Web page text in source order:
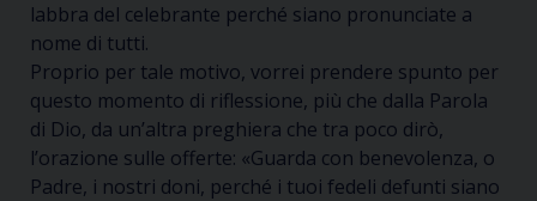
labbra del celebrante perché siano pronunciate a
nome di tutti.
Proprio per tale motivo, vorrei prendere spunto per
questo momento di riflessione, più che dalla Parola
di Dio, da un’altra preghiera che tra poco dirò,
l’orazione sulle offerte: «Guarda con benevolenza, o
Padre, i nostri doni, perché i tuoi fedeli defunti siano